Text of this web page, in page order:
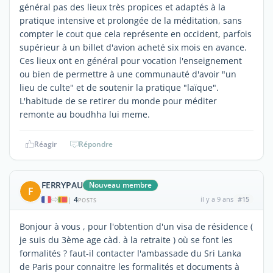
général pas des lieux très propices et adaptés à la
pratique intensive et prolongée de la méditation, sans
compter le cout que cela représente en occident, parfois
supérieur à un billet d'avion acheté six mois en avance.
Ces lieux ont en général pour vocation l'enseignement
ou bien de permettre à une communauté d'avoir "un
lieu de culte" et de soutenir la pratique "laïque".
L'habitude de se retirer du monde pour méditer
remonte au boudhha lui meme.
Réagir Répondre
F FERRYPAU Nouveau membre
| 4POSTS il y a 9 ans #15
Bonjour à vous , pour l'obtention d'un visa de résidence (
je suis du 3ème age càd. à la retraite ) où se font les
formalités ? faut-il contacter l'ambassade du Sri Lanka
de Paris pour connaitre les formalités et documents à